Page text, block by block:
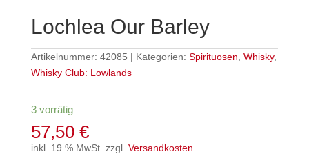
Lochlea Our Barley
Artikelnummer: 42085 Kategorien: Spirituosen Whisky,
Whisky Club: Lowlands
3 vorrätig
57,50 €
inkl. 19 % MwSt. zzgl. Versandkosten